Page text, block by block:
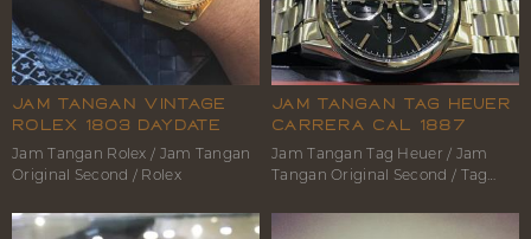
Jam Tangan Vintage
Rolex 1803 Daydate
Jam Tangan Rolex / Jam Tangan
Original Second / Rolex
Jam Tangan Tag Heuer
Carrera Cal 1887
Jam Tangan Tag Heuer / Jam
Tangan Original Second / Tag